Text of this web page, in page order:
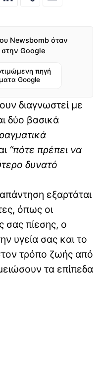
Newsbomb όταν
στην Google
πηγή
Google
διαγνωστεί με
δύο βασικά
“πότε πρέπει να
δυνατό
απάντηση εξαρτάται
όπως οι
σας πίεσης, ο
υγεία σας και το
τρόπο ζωής από
τα επίπεδα